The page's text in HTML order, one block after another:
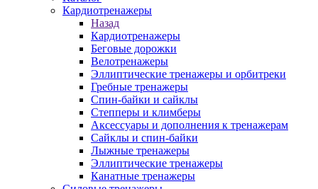
Кардиотренажеры
Назад
Кардиотренажеры
Беговые дорожки
Велотренажеры
Эллиптические тренажеры и орбитреки
Гребные тренажеры
Спин-байки и сайклы
Степперы и климберы
Аксессуары и дополнения к тренажерам
Сайклы и спин-байки
Лыжные тренажеры
Эллиптические тренажеры
Канатные тренажеры